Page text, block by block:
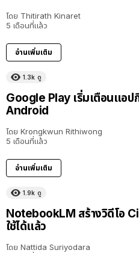
โดย Thitirath Kinaret
5 เดือนที่แล้ว
อ่านเพิ่มเติม
1.3k ดู
Google Play เริ่มเตือนแอป
Android
โดย Krongkwun Rithiwong
5 เดือนที่แล้ว
อ่านเพิ่มเติม
1.9k ดู
NotebookLM สร้างวิดีโอ
ใช้ได้แล้ว
โดย Nattida Suriyodara